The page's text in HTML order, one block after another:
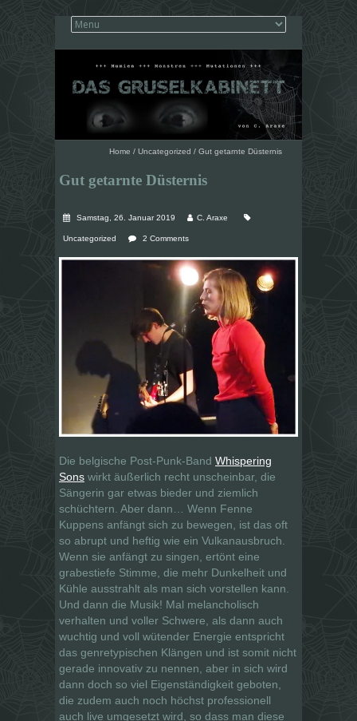
Home / Uncategorized / Gut getarnte Düsternis
Gut getarnte Düsternis
Samstag, 26. Januar 2019 C. Araxe
Uncategorized 2 Comments
Die belgische Post-Punk-Band Whispering
Sons wirkt äußerlich recht unscheinbar, die
Sängerin gar etwas bieder und ziemlich
schüchtern. Aber dann… Wenn Fenne
Kuppens anfängt sich zu bewegen, ist das oft
so abrupt und heftig wie ein Vulkanausbruch.
Wenn sie anfängt zu singen, ertönt eine
grabestiefe Stimme, die mehr Dunkelheit und
Kühle ausstrahlt als man sich vorstellen kann.
Und dann die Musik! Mal melancholisch
verhalten und voller Schwere, als dann auch
wuchtig und voll wütender Energie entspricht
das genretypischen Klängen und ist somit nicht
gerade innovativ zu nennen, aber in sich wird
dann doch so viel Eigenständigkeit geboten,
die zudem auch noch höchst professionell
auch live umgesetzt wird, so dass man diese